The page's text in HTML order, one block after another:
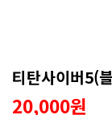
티탄사이버5(
20,000원